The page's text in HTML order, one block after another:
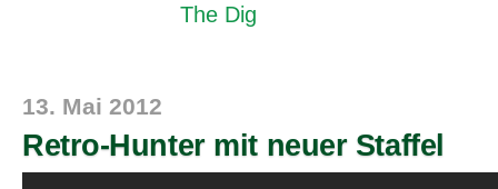
The Dig
13. Mai 2012
Retro-Hunter mit neuer Staffel